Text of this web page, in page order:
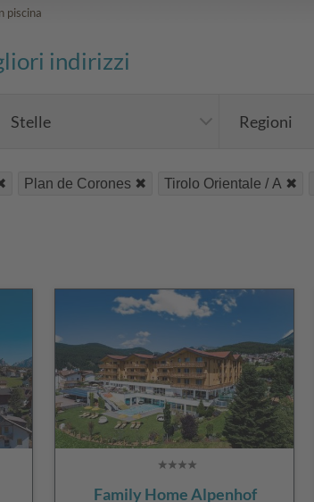
piscina
indirizzi
Stelle Regioni
Plan de Corones Tirolo Orientale / A
Family Home Alpenhof